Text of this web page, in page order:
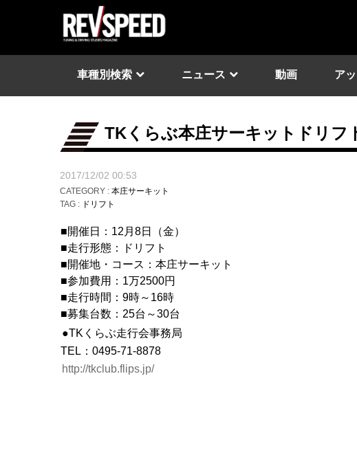
車種別検索 ニュース 動画 ア
TKくらぶ本庄サーキットドリ
2017/12/02 00:53
CATEGORY : 本庄サーキット
TAG : ドリフト
■開催日：12月8日（金）
■走行形態：ドリフト
■開催地・コース：本庄サーキット
■参加費用：1万2500円
■走行時間：9時～16時
■募集台数：25台～30台
●TKくらぶ走行会事務局
TEL：0495-71-8878
http://tkclub.flips.jp/